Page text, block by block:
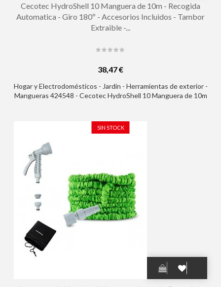
Cecotec HydroShell 10 Manguera de 10m - Recogida
Automatica - Giro 180º - Accesorios Incluidos - Tambor
Extraible -...
38,47 €
Hogar y Electrodomésticos - Jardín - Herramientas de exterior -
Mangueras 424548 - Cecotec HydroShell 10 Manguera de 10m
Color Negro
SIN STOCK